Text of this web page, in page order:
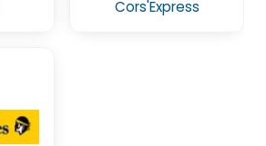
Cors'Express